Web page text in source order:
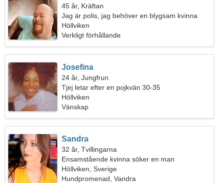
45 år, Kräftan
Jag är polis, jag behöver en blygsam kvinna
Höllviken
Verkligt förhållande
Josefina
24 år, Jungfrun
Tjej letar efter en pojkvän 30-35
Höllviken
Vänskap
Sandra
32 år, Tvillingarna
Ensamstående kvinna söker en man
Höllviken, Sverige
Hundpromenad, Vandra